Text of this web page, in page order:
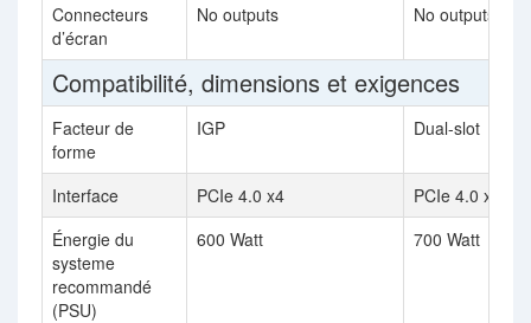
Connecteurs
d’écran
No outputs No outputs
Compatibilité, dimensions et exigences
Facteur de
forme
IGP Dual-slot
Interface PCIe 4.0 x4
PCIe 4.0 x16
Énergie du
systeme
recommandé
(PSU)
600 Watt 700 Watt